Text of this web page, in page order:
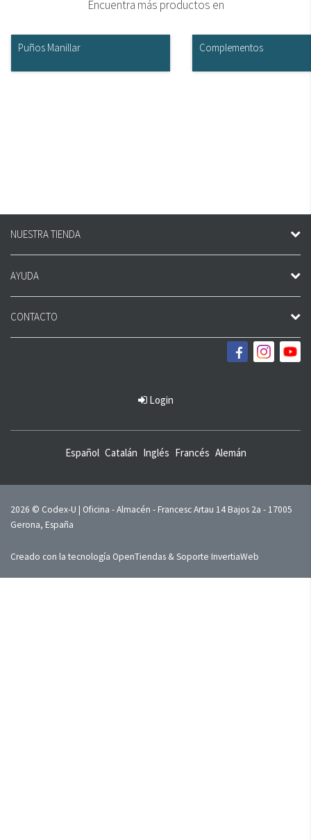
Encuentra más productos en
Puños Manillar Complementos
NUESTRA TIENDA
AYUDA
CONTACTO
Login
Español Catalán Inglés Francés Alemán
2026 © Codex-U | Oficina - Almacén - Francesc Artau 14 Bajos 2a - 17005
Gerona, España
Creado con la tecnología OpenTiendas & Soporte InvertiaWeb